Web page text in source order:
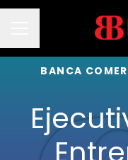
Menú de empleo
BANCA